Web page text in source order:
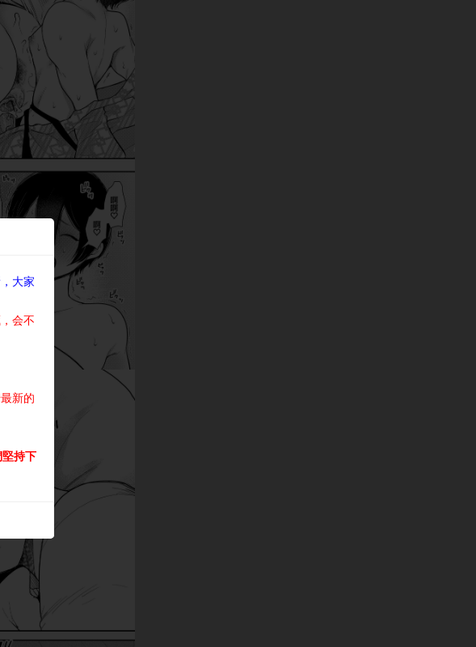
大家
会不
新的
持下